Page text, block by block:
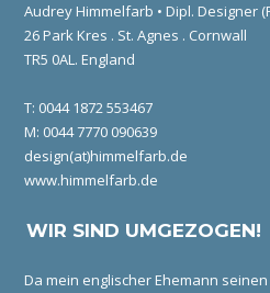
Audrey Himmelfarb • Dipl. Designer
26 Park Kres . St. Agnes . Cornwall
TR5 0AL. England
T: 0044 1872 553467
M: 0044 7770 090639
design(at)himmelfarb.de
www.himmelfarb.de
WIR SIND UMGEZOGEN!
Da mein englischer Ehemann